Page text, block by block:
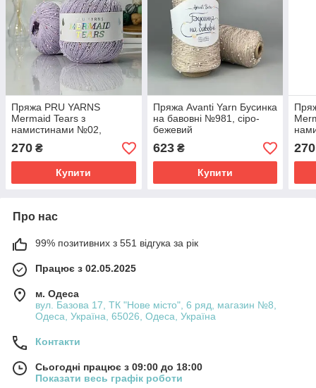
Пряжа PRU YARNS
Mermaid Tears з
намистинами №02,
Лаванда
270 ₴
Купити
Пряжа Avanti Yarn Бусинка
на бавовні №981, сіро-
бежевий
623₴
Купити
270
Про нас
99% позитивних з 551 відгука за рік
Працює з 02.05.2025
м. Одеса
вул. Базова 17, ТК "Нове місто", 6 ряд, магазин №8,
Одеса, Україна, 65026, Одеса, Україна
Контакти
Сьогодні працює з 09:00 до 18:00
Показати весь графік роботи